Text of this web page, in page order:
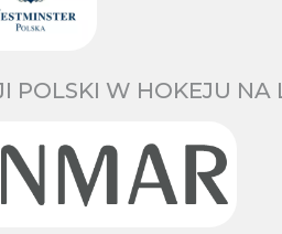
POLSKI W HOKEJU NA